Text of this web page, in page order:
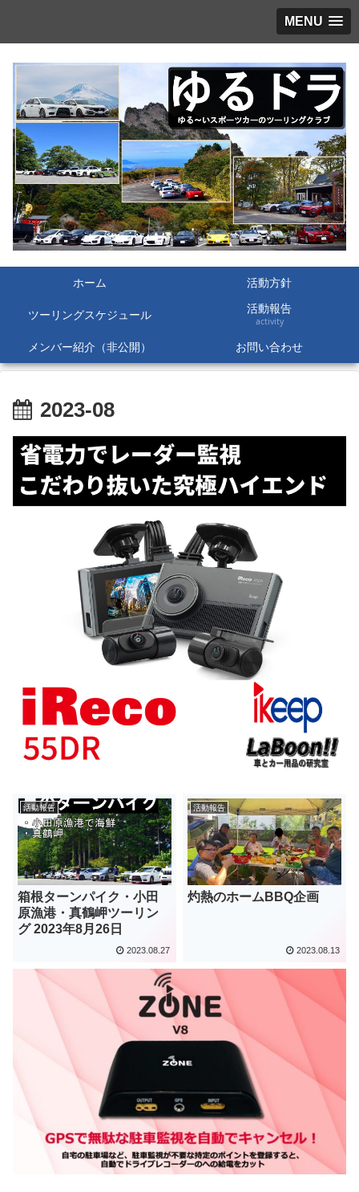
MENU
ホーム 活動方針
ツーリングスケジュール 活動報告
activity
メンバー紹介（非公開） お問い合わせ
2023-08
活動報告
箱根ターンパイク・小田
原漁港・真鶴岬ツーリン
グ 2023年8月26日
2023.08.27
活動報告
灼熱のホームBBQ企画
2023.08.13